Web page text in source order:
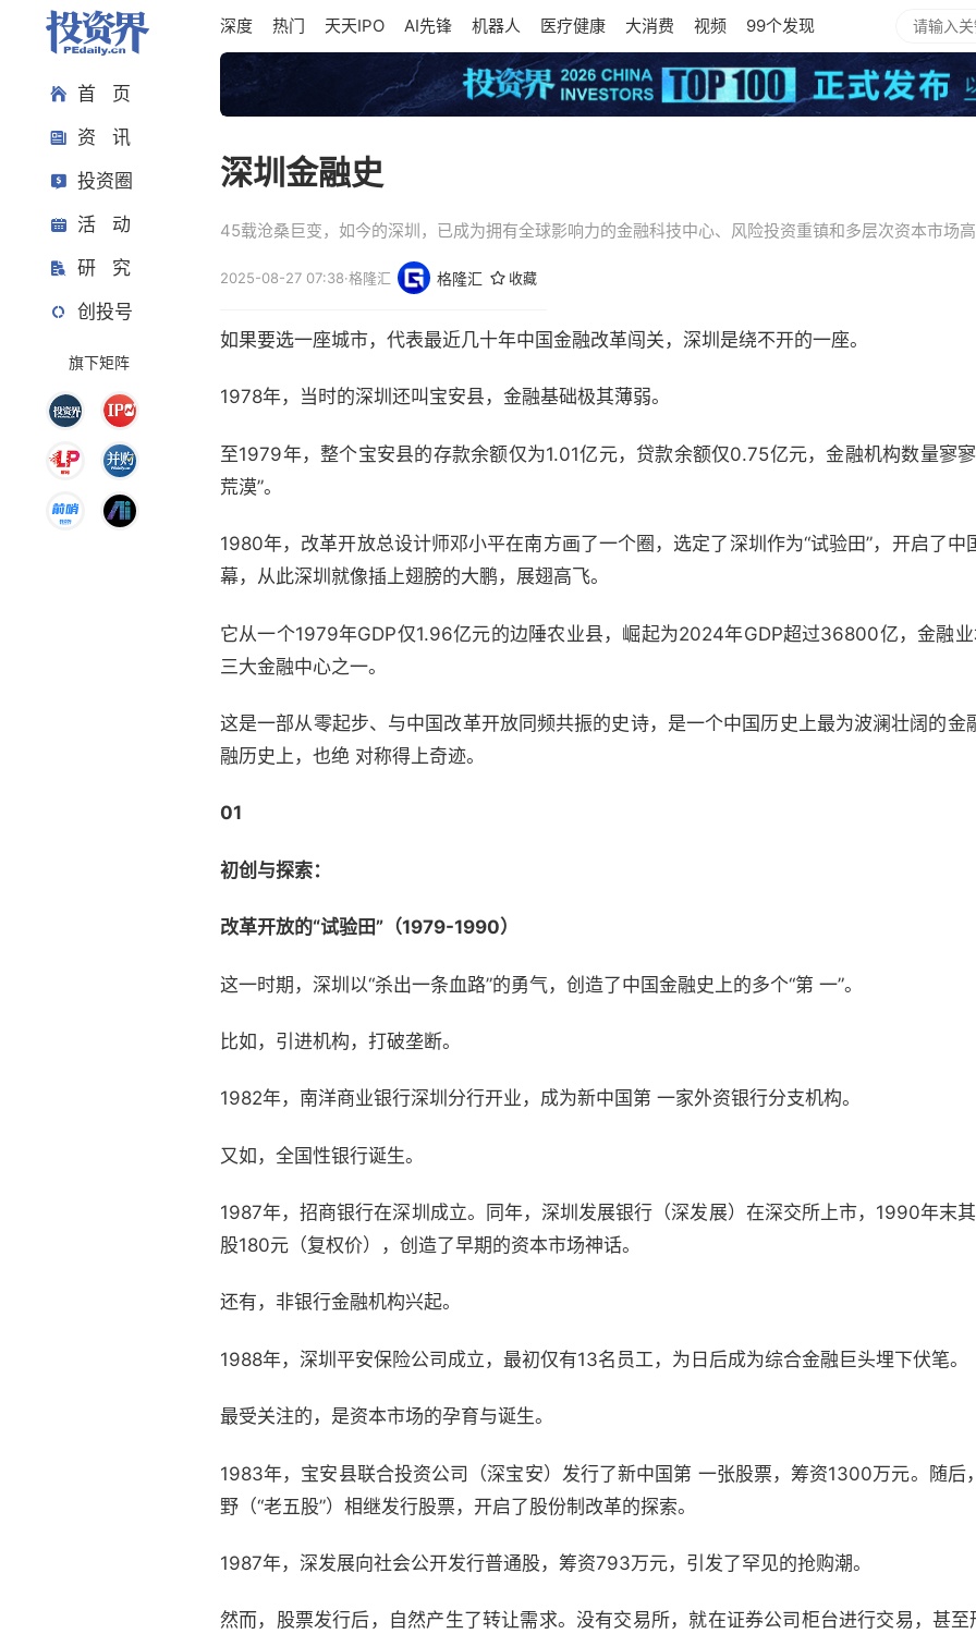
首 页
资 讯
投资圈
活 动
研 究
创投号
旗下矩阵
深度 热门 天天IPO AI先锋 机器人 医疗健康 大消费 视频 99个发现
深圳金融史
45载沧桑巨变，如今的深圳，已成为拥有全球影响力的金融科技中心、风险投资重镇和多层次资本市场高
2025-08-27 07:38·格隆汇 格隆汇 收藏
如果要选一座城市，代表最近几十年中国金融改革闯关，深圳是绕不开的一座。
1978年，当时的深圳还叫宝安县，金融基础极其薄弱。
至1979年，整个宝安县的存款余额仅为1.01亿元，贷款余额仅0.75亿元，金融机构数量寥
荒漠”。
1980年，改革开放总设计师邓小平在南方画了一个圈，选定了深圳作为“试验田”，开启了中
幕，从此深圳就像插上翅膀的大鹏，展翅高飞。
它从一个1979年GDP仅1.96亿元的边陲农业县，崛起为2024年GDP超过36800亿，金融
三大金融中心之一。
这是一部从零起步、与中国改革开放同频共振的史诗，是一个中国历史上最为波澜壮阔的金
融历史上，也绝 对称得上奇迹。
01
初创与探索：
改革开放的“试验田”（1979-1990）
这一时期，深圳以“杀出一条血路”的勇气，创造了中国金融史上的多个“第 一”。
比如，引进机构，打破垄断。
1982年，南洋商业银行深圳分行开业，成为新中国第 一家外资银行分支机构。
又如，全国性银行诞生。
1987年，招商银行在深圳成立。同年，深圳发展银行（深发展）在深交所上市，1990年末
股180元（复权价），创造了早期的资本市场神话。
还有，非银行金融机构兴起。
1988年，深圳平安保险公司成立，最初仅有13名员工，为日后成为综合金融巨头埋下伏笔。
最受关注的，是资本市场的孕育与诞生。
1983年，宝安县联合投资公司（深宝安）发行了新中国第 一张股票，筹资1300万元。随后
野（“老五股”）相继发行股票，开启了股份制改革的探索。
1987年，深发展向社会公开发行普通股，筹资793万元，引发了罕见的抢购潮。
然而，股票发行后，自然产生了转让需求。没有交易所，就在证券公司柜台进行交易，甚至